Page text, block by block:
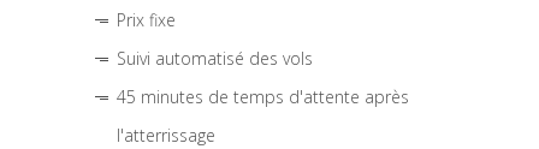
Prix fixe
Suivi automatisé des vols
45 minutes de temps d'attente après
l'atterrissage